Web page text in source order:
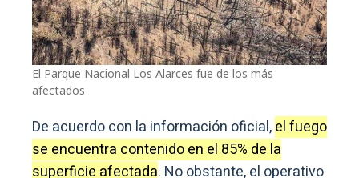
El Parque Nacional Los Alarces fue de los más
afectados
De acuerdo con la información oficial,el fuego
se encuentra contenido en el 85% de la
superficie afectada. No obstante, el operativo